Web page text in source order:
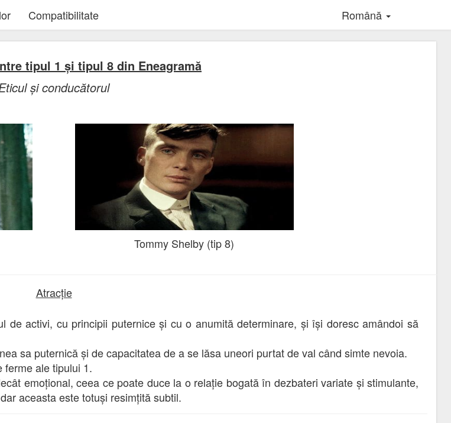
Compatibilitate Română
tipul 1 și tipul 8 din Eneagramă
și conducătorul
Tommy Shelby (tip 8)
Atracție
activi, cu principii puternice și cu o anumită determinare, și își doresc amândoi să
sa puternică și de capacitatea de a se lăsa uneori purtat de val când simte nevoia.
ferme ale tipului 1.
emoțional, ceea ce poate duce la o relație bogată în dezbateri variate și stimulante,
aceasta este totuși resimțită subtil.